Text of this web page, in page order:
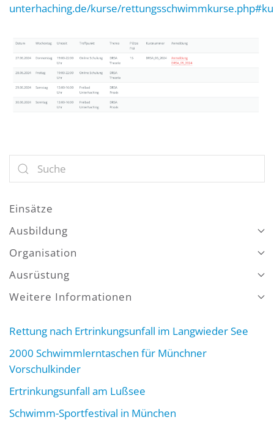
unterhaching.de/kurse/
Einsätze
Ausbildung
Organisation
Ausrüstung
Weitere Informationen
Rettung nach Ertrinkungsunfall im Langwieder See
2000 Schwimmlerntaschen für Münchner
Vorschulkinder
Ertrinkungsunfall am Lußsee
Schwimm-Sportfestival in München